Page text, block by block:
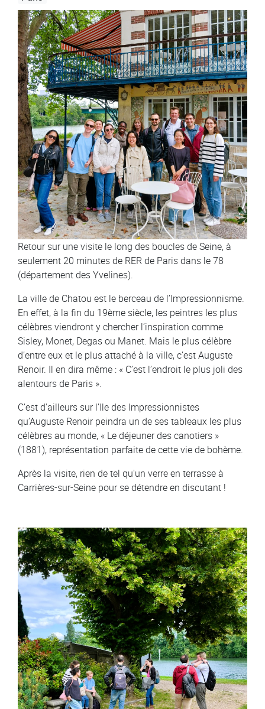
Image
Retour sur une visite le long des boucles de Seine, à
seulement 20 minutes de RER de Paris dans le 78
(département des Yvelines).
La ville de Chatou est le berceau de l’Impressionnisme.
En effet, à la fin du 19ème siècle, les peintres les plus
célèbres viendront y chercher l’inspiration comme
Sisley, Monet, Degas ou Manet. Mais le plus célèbre
d’entre eux et le plus attaché à la ville, c’est Auguste
Renoir. Il en dira même : « C’est l’endroit le plus joli des
alentours de Paris ».
C’est d'ailleurs sur l’Ile des Impressionnistes
qu’Auguste Renoir peindra un de ses tableaux les plus
célèbres au monde, « Le déjeuner des canotiers »
(1881), représentation parfaite de cette vie de bohème.
Après la visite, rien de tel qu'un verre en terrasse à
Carrières-sur-Seine pour se détendre en discutant !